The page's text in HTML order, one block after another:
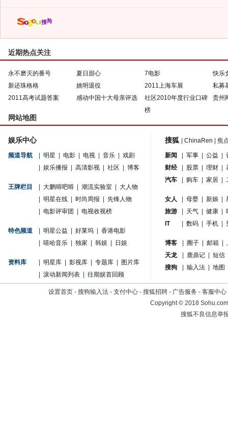
近期热点关注
永不磨灭的番号 夏日甜心 7电影
快乐
新还珠格格
姚明退役 2011上海车展
私募
2011高考试题答案
感动中国十大母亲评选
社区2010年度行业口碑
榜
贵州
网站地图
娱乐中心
频道导航 明星 电影 电视 音乐
戏剧
娱乐播报 高清影视 社区 博客
王牌栏目 大鹏嘚吧嘚 潮流实验室
大人物
明星在线 时尚周报
先锋人物
电影评审团 电视收视榜
特色频道 明星公益 好莱坞
香港电影
嘻哈音乐 独家 韩娱 日娱
资料库 明星库 影视库 专题库
图片库
滚动新闻列表 往期娱首回顾
搜狐 ChinaRen 焦
新闻 军事 公益
财经
股票 理财
汽车
购车 家居
女人 母婴 新娘
旅游
天气 健康
IT
数码 手机
博客 圈子 邮箱
天龙
鹿鼎记
短信
搜狗
输入法 地图
设置首页 - 搜狗输入法 - 支付中心 - 搜狐招聘 - 广告服务 - 客服中心
Copyright©2018
搜狐不良信息举